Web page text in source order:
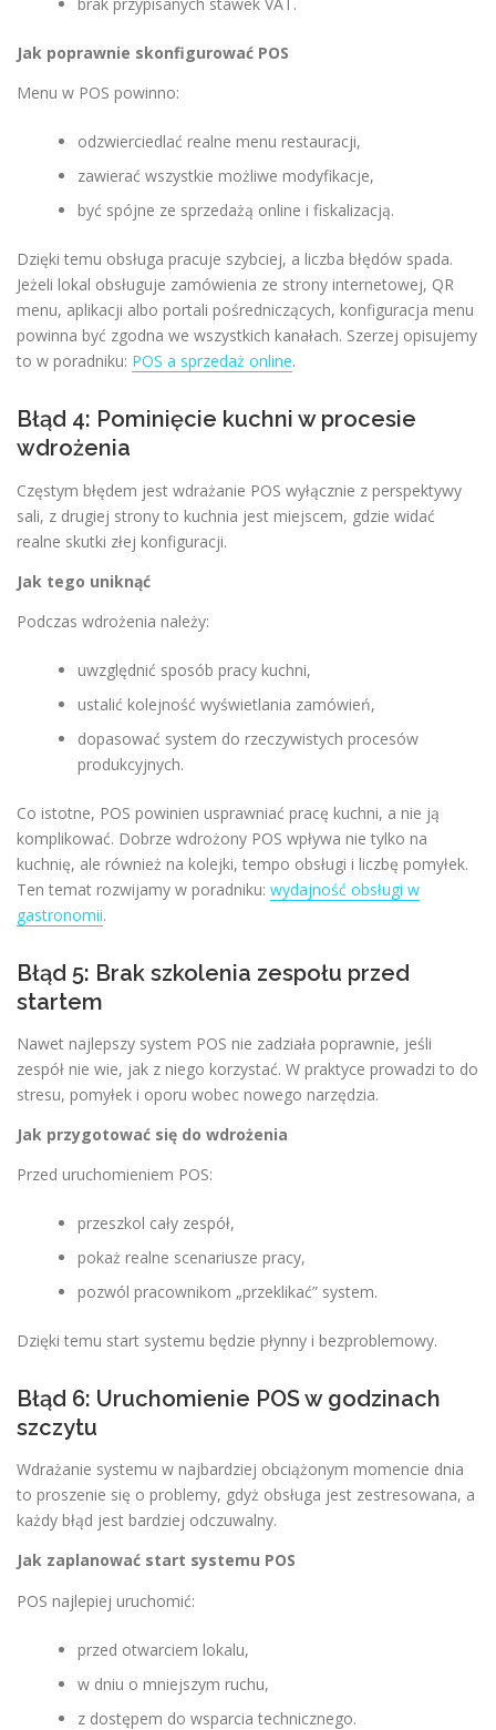
Jak poprawnie skonfigurować POS
Menu w POS powinno:
odzwierciedlać realne menu restauracji,
zawierać wszystkie możliwe modyfikacje,
być spójne ze sprzedażą online i fiskalizacją.
Dzięki temu obsługa pracuje szybciej, a liczba błędów spada.
Jeżeli lokal obsługuje zamówienia ze strony internetowej, QR
menu, aplikacji albo portali pośredniczących, konfiguracja menu
powinna być zgodna we wszystkich kanałach. Szerzej opisujemy
to w poradniku: POS a sprzedaż online.
Błąd 4: Pominięcie kuchni w procesie
wdrożenia
Częstym błędem jest wdrażanie POS wyłącznie z perspektywy
sali, z drugiej strony to kuchnia jest miejscem, gdzie widać
realne skutki złej konfiguracji.
Jak tego uniknąć
Podczas wdrożenia należy:
uwzględnić sposób pracy kuchni,
ustalić kolejność wyświetlania zamówień,
dopasować system do rzeczywistych procesów
produkcyjnych.
Co istotne, POS powinien usprawniać pracę kuchni, a nie ją
komplikować. Dobrze wdrożony POS wpływa nie tylko na
kuchnię, ale również na kolejki, tempo obsługi i liczbę pomyłek.
Ten temat rozwijamy w poradniku: wydajność obsługi w
gastronomii.
Błąd 5: Brak szkolenia zespołu przed
startem
Nawet najlepszy system POS nie zadziała poprawnie, jeśli
zespół nie wie, jak z niego korzystać. W praktyce prowadzi to do
stresu, pomyłek i oporu wobec nowego narzędzia.
Jak przygotować się do wdrożenia
Przed uruchomieniem POS:
przeszkol cały zespół,
pokaż realne scenariusze pracy,
pozwól pracownikom „przeklikać” system.
Dzięki temu start systemu będzie płynny i bezproblemowy.
Błąd 6: Uruchomienie POS w godzinach
szczytu
Wdrażanie systemu w najbardziej obciążonym momencie dnia
to proszenie się o problemy, gdyż obsługa jest zestresowana, a
każdy błąd jest bardziej odczuwalny.
Jak zaplanować start systemu POS
POS najlepiej uruchomić:
przed otwarciem lokalu,
w dniu o mniejszym ruchu,
z dostępem do wsparcia technicznego.